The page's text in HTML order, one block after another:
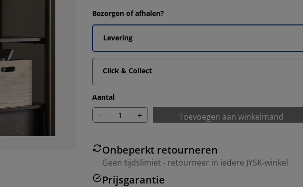
Bezorgen of afhalen?
Levering
Click & Collect
Aantal
- + Toevoegen aan winkelmand
Onbeperkt retourneren
Geen tijdslimiet - retourneer in iedere JYSK-winkel
Prijsgarantie
6.8181818181818175%